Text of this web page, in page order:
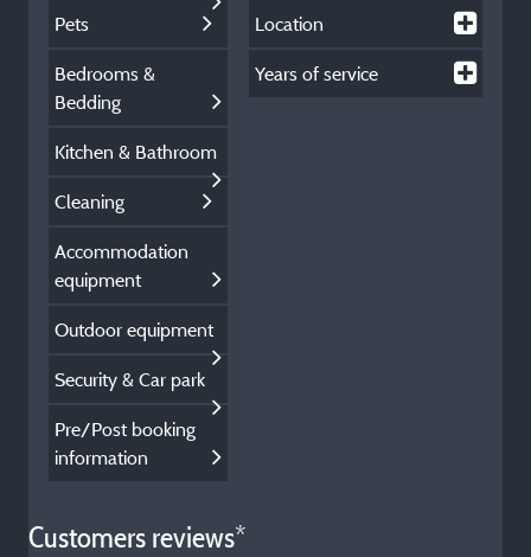
Pets
Bedrooms &
Bedding
Kitchen & Bathroom
Cleaning
Accommodation
equipment
Outdoor equipment
Security & Car park
Pre/Post booking
information
Location
Years of service
Customers reviews*